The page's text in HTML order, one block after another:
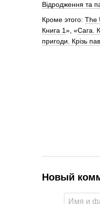
Відродження та
Кроме этого: The
Книга 1», «Сага.
пригоди. Крізь
Новый